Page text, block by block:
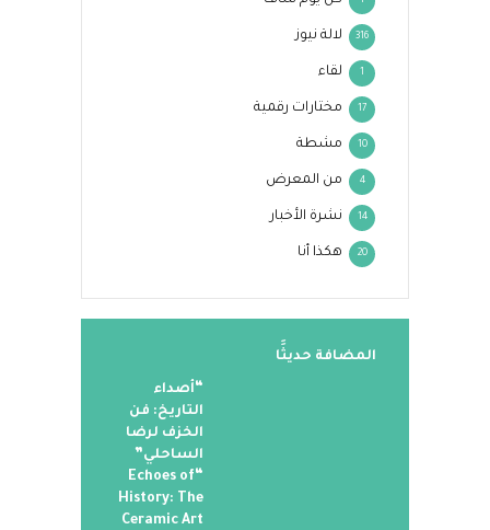
لالة نيوز 316
لقاء 1
مختارات رقمية 17
مشطة 10
من المعرض 4
نشرة الأخبار 14
هكذا أنا 20
المضافة حديثََا
“أصداء
التاريخ: فن
الخزف لرضا
الساحلي”
“Echoes of
History: The
Ceramic Art